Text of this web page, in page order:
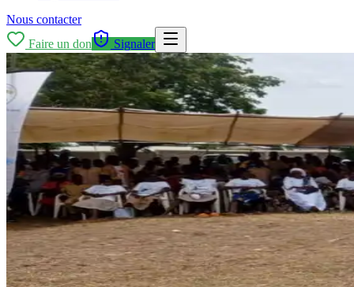
Nous contacter
Faire un don
Signaler